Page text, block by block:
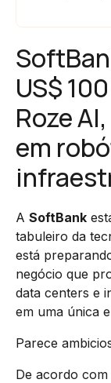
US$
Roze
em
A SoftBank
tabuleiro da
está
negócio que
data centers e
em uma única
Parece
De acordo